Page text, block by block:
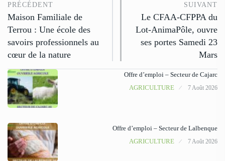
PRÉCÉDENT
Maison Familiale de
Terrou : Une école des
savoirs professionnels au
cœur de la nature
SUIVANT
Le CFAA-CFPPA du
Lot-AnimaPôle, ouvre
ses portes Samedi 23
Mars
Offre d’emploi – Secteur de Cajarc
AGRICULTURE
7 Août 2026
Offre d’emploi – Secteur de Lalbenque
AGRICULTURE
7 Août 2026